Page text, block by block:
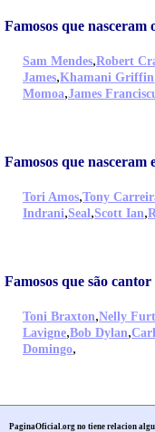
Famosos que nasceram
Sam Mendes,Robert
James,Khamani Griffin
Momoa,James
Famosos que nasceram
Tori Amos,Tony
Indrani,Seal,Scott Ian,
Famosos que são
Toni Braxton,Nelly
Lavigne,Bob Dylan,
Domingo,
PaginaOficial.org no tiene relacion